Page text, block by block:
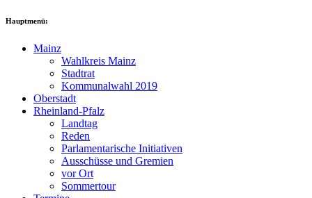
Hauptmenü:
Mainz
Wahlkreis Mainz
Stadtrat
Kommunalwahl 2019
Oberstadt
Rheinland-Pfalz
Landtag
Reden
Parlamentarische Initiativen
Ausschüsse und Gremien
vor Ort
Sommertour